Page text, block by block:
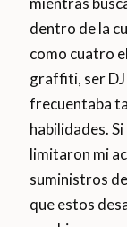
dentro de la
como cuatro
graffiti, ser DJ
frecuentaba
habilidades.
limitaron mi
suministros
que estos